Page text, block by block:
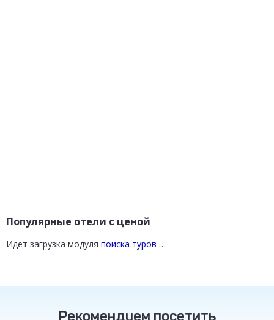
Популярные отели с ценой
Идет загрузка модуля поиска туров …